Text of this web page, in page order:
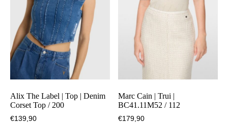
Alix The Label | Top | Denim
Corset Top / 200
€139,90
Marc Cain | Trui |
BC41.11M52 / 112
€179,90